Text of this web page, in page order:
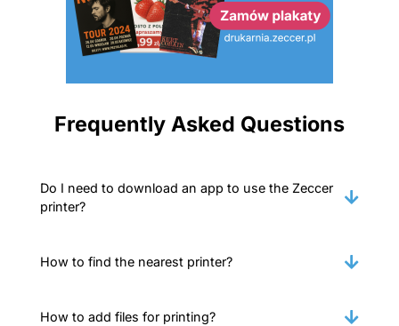
Frequently Asked Questions
Do I need to download an app to use the Zeccer
printer?
How to find the nearest printer?
How to add files for printing?